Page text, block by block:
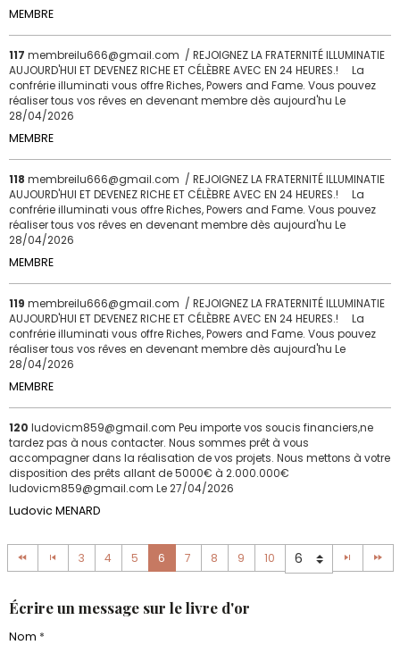
MEMBRE
117 membreilu666@gmail.com / REJOIGNEZ LA FRATERNITÉ ILLUMINATIE
AUJOURD'HUI ET DEVENEZ RICHE ET CÉLÈBRE AVEC EN 24 HEURES.! La
confrérie illuminati vous offre Riches, Powers and Fame. Vous pouvez
réaliser tous vos rêves en devenant membre dès aujourd'hu Le
28/04/2026
MEMBRE
118 membreilu666@gmail.com / REJOIGNEZ LA FRATERNITÉ ILLUMINATIE
AUJOURD'HUI ET DEVENEZ RICHE ET CÉLÈBRE AVEC EN 24 HEURES.! La
confrérie illuminati vous offre Riches, Powers and Fame. Vous pouvez
réaliser tous vos rêves en devenant membre dès aujourd'hu Le
28/04/2026
MEMBRE
119 membreilu666@gmail.com / REJOIGNEZ LA FRATERNITÉ ILLUMINATIE
AUJOURD'HUI ET DEVENEZ RICHE ET CÉLÈBRE AVEC EN 24 HEURES.! La
confrérie illuminati vous offre Riches, Powers and Fame. Vous pouvez
réaliser tous vos rêves en devenant membre dès aujourd'hu Le
28/04/2026
MEMBRE
120 ludovicm859@gmail.com Peu importe vos soucis financiers,ne
tardez pas à nous contacter. Nous sommes prêt à vous
accompagner dans la réalisation de vos projets. Nous mettons à votre
disposition des prêts allant de 5000€ à 2.000.000€
ludovicm859@gmail.com Le 27/04/2026
Ludovic MENARD
3 4 5 6 7 8 9 10
Écrire un message sur le livre d'or
Nom